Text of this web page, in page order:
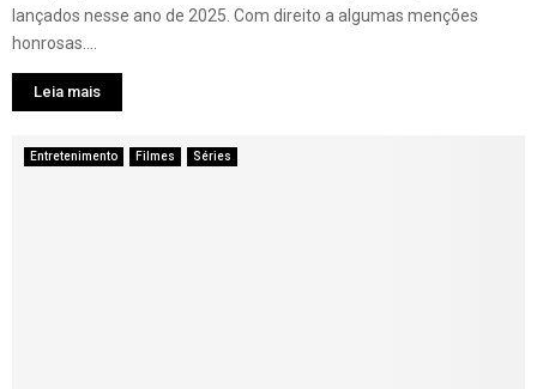
lançados nesse ano de 2025. Com direito a algumas menções
honrosas....
Leia mais
Entretenimento Filmes Séries